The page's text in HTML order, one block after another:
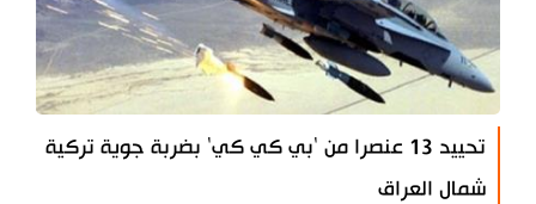
تحييد 13 عنصرا من 'بي كي كي' بضربة جوية تركية
شمال العراق